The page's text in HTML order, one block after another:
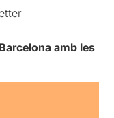
amb les